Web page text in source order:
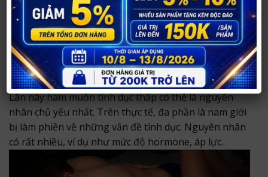
người đã có vấn đề nhưng quan hệ vợ chồng vẫn có
thể duy trì. Hai người nên giao lưu nói chuyện thẳng
thắn để giải quyết vấn đề, nếu người vợ đã có nỗ lực
lớn hơn trong quan hệ tình dục, người chồng nên sẵn
sàng giảm nhu cầu quan hệ tình dục của mình.
Mấy lần/năm
Lần này ham muốn tình dục thấp có thể là nguyên
nhân chủ yếu nhất. Trên thực tế, đa phần là nam giới
bị làm phiền về những vấn đề tình dục. Nguyên nhân
có rất nhiều, ví dụ như mức độ hormone, áp lực.